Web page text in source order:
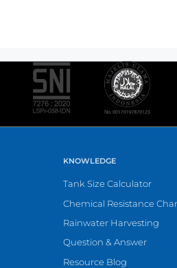
KNOWLEDGE
Tank Size Calculator
Chemical Resistance
Rainwater Harvesting
Question & Answer
Resource Blog